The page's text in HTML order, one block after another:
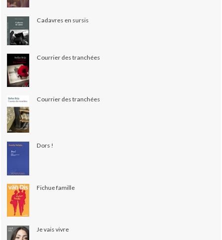
Cadavres en sursis
Courrier des tranchées
Courrier des tranchées
Dors !
Fichue famille
Je vais vivre